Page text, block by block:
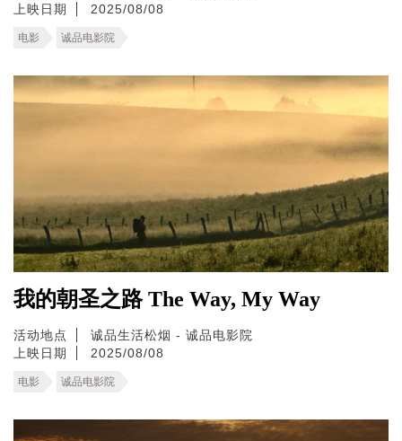
上映日期
2025/08/08
电影 诚品电影院
我的朝圣之路 The Way, My Way
活动地点
诚品生活松烟 - 诚品电影院
上映日期
2025/08/08
电影 诚品电影院